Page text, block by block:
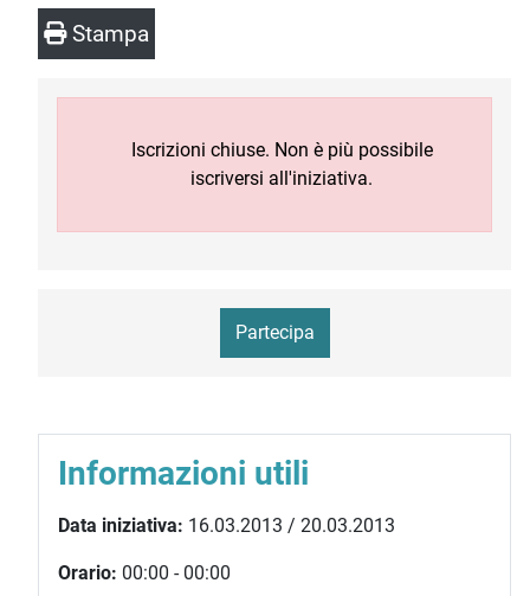
Stampa
Iscrizioni chiuse. Non è più possibile
iscriversi all'iniziativa.
Partecipa
Informazioni utili
Data iniziativa: 16.03.2013 / 20.03.2013
Orario: 00:00 - 00:00